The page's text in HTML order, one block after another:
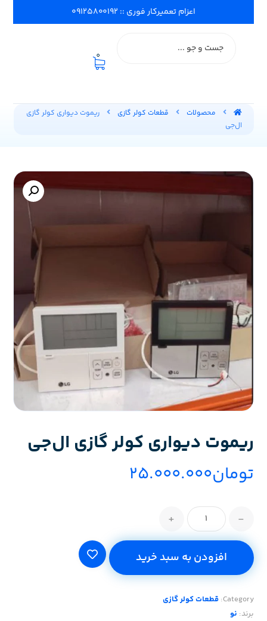
اعزام تعمیرکار فوری :: ۰۹۱۲۵۸۰۰۱۹۲
0
محصولات قطعات کولر گازی
ریموت دیواری کولر گازی
ال‌جی
ریموت دیواری کولر گازی ال‌جی
تومان۲۵.۰۰۰.۰۰۰
-
+
افزودن به سبد خرید
Category: قطعات کولر گازی
برند: نو